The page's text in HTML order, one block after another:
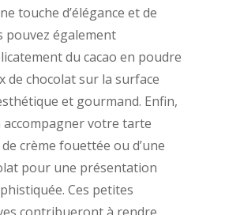
touche d’élégance et de
pouvez également
du cacao en poudre
de chocolat sur la surface
et gourmand. Enfin,
accompagner votre tarte
crème fouettée ou d’une
pour une présentation
Ces petites
contribueront à rendre